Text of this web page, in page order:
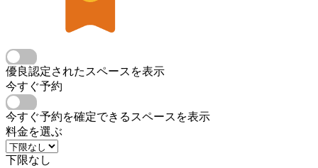
優良認定されたスペースを表示
今すぐ予約
今すぐ予約を確定できるスペースを表示
料金を選ぶ
下限なし